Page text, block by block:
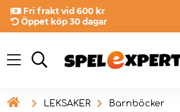
Fri frakt vid 600 kr
Öppet köp 30 dagar
 LEKSAKER Barnböcker